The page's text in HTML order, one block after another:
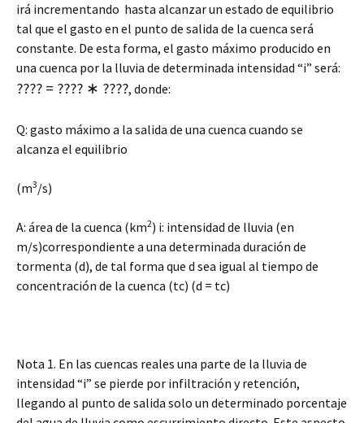
irá incrementando hasta alcanzar un estado de equilibrio
tal que el gasto en el punto de salida de la cuenca será
constante. De esta forma, el gasto máximo producido en
una cuenca por la lluvia de determinada intensidad “i” será:
???? = ???? ∗ ????, donde:
Q: gasto máximo a la salida de una cuenca cuando se
alcanza el equilibrio
(m3/s)
A: área de la cuenca (km2) i: intensidad de lluvia (en
m/s)correspondiente a una determinada duración de
tormenta (d), de tal forma que d sea igual al tiempo de
concentración de la cuenca (tc) (d = tc)
Nota 1. En las cuencas reales una parte de la lluvia de
intensidad “i” se pierde por infiltración y retención,
llegando al punto de salida solo un determinado porcentaje